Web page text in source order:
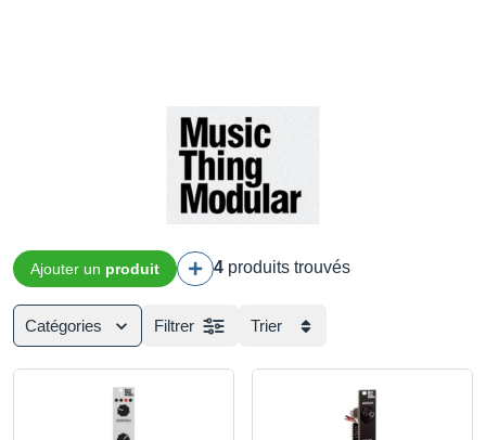
Ajouter un produit 4 produits trouvés
Catégories Filtrer Trier